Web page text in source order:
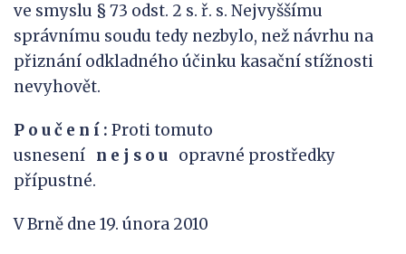
ve smyslu § 73 odst. 2 s. ř. s. Nejvyššímu
správnímu soudu tedy nezbylo, než návrhu na
přiznání odkladného účinku kasační stížnosti
nevyhovět.
P o uč e n í : Proti tomuto
usnesení n e j s o u opravné prostředky
přípustné.
V Brně dne 19. února 2010